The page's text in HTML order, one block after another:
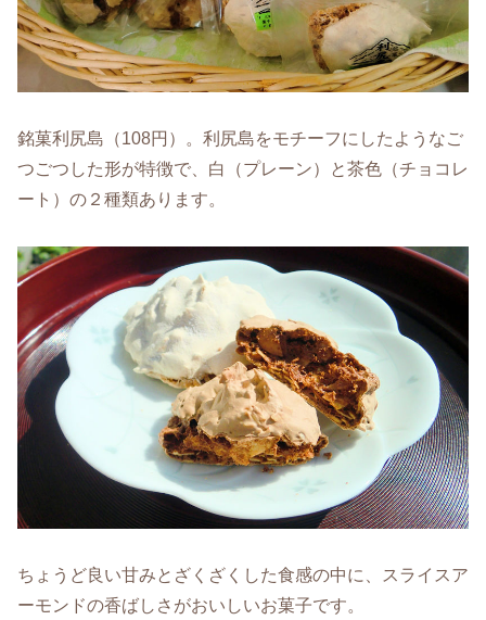
銘菓利尻島（108円）。利尻島をモチーフにしたようなご
つごつした形が特徴で、白（プレーン）と茶色（チョコレ
ート）の２種類あります。
ちょうど良い甘みとざくざくした食感の中に、スライスア
ーモンドの香ばしさがおいしいお菓子です。